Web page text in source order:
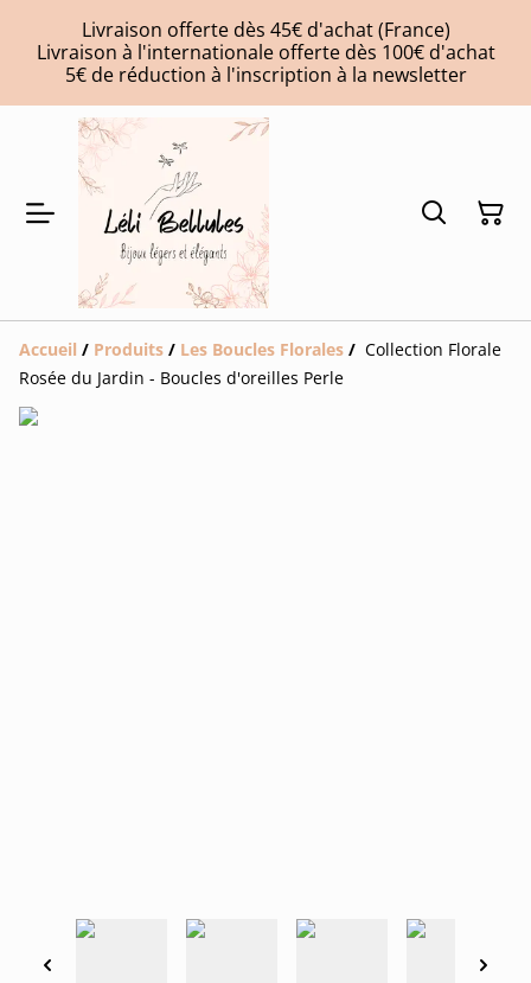
Livraison offerte dès 45€ d'achat (France)
Livraison à l'internationale offerte dès 100€ d'achat
5€ de réduction à l'inscription à la newsletter
Accueil / Produits / Les Boucles Florales / Collection Florale
Rosée du Jardin - Boucles d'oreilles Perle